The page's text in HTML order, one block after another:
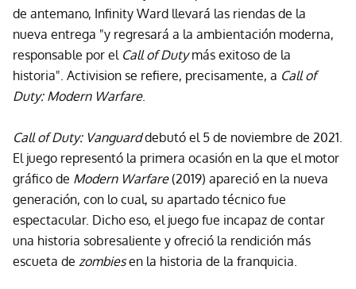
de antemano, Infinity Ward llevará las riendas de la
nueva entrega "y regresará a la ambientación moderna,
responsable por el Call of Dutymás exitoso de la
historia". Activision se refiere, precisamente, a Call of
Duty: Modern Warfare.
Call of Duty: Vanguarddebutó el 5 de noviembre de 2021.
El juego representó la primera ocasión en la que el motor
gráfico de Modern Warfare(2019) apareció en la nueva
generación, con lo cual, su apartado técnico fue
espectacular. Dicho eso, el juego fue incapaz de contar
una historia sobresaliente y ofreció la rendición más
escueta de zombiesen la historia de la franquicia.